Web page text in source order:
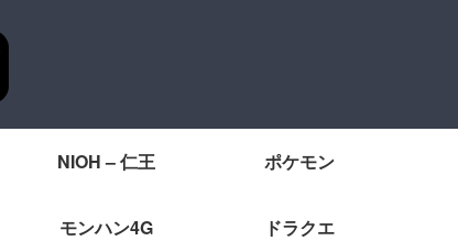
NIOH – 仁王 ポケモン
モンハン4G ドラクエ